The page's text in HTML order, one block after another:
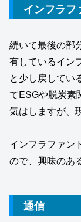
インフラフ
続いて最後の部
有しているイン
と少し戻してい
てESGや脱炭素
気はしますが、
インフラファン
ので、興味のあ
通信